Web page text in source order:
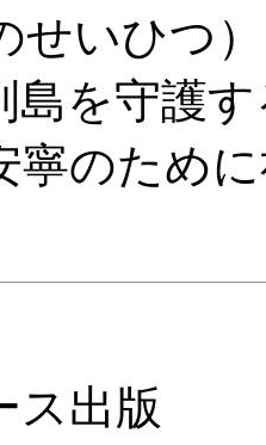
せいひつ
島を守護
寧のため
ス出版